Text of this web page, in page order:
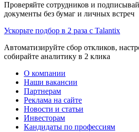
Проверяйте сотрудников и
документы без бумаг и личных встреч
Ускорьте подбор в 2 раза с Talantix
Автоматизируйте сбор откликов,
собирайте аналитику в 2 клика
О компании
Наши вакансии
Партнерам
Реклама на сайте
Новости и статьи
Инвесторам
Кандидаты по профессиям